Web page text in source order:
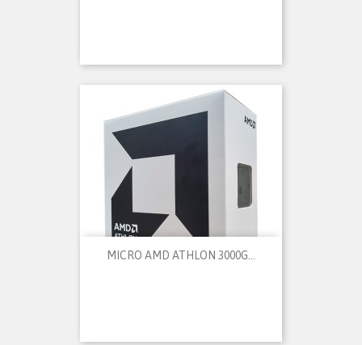
MICRO AMD ATHLON 3000G...